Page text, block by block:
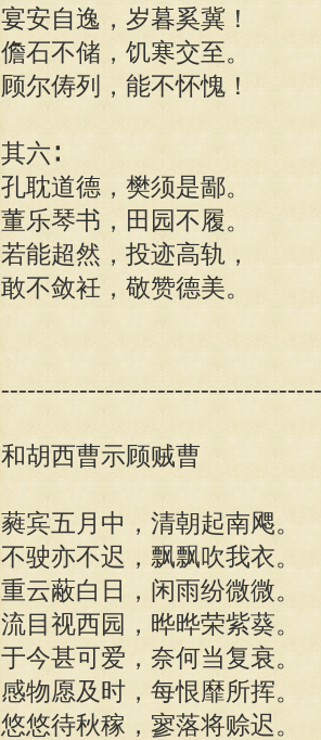
宴安自逸，岁暮奚冀！
儋石不储，饥寒交至。
顾尔俦列，能不怀愧！
其六∶
孔耽道德，樊须是鄙。
董乐琴书，田园不履。
若能超然，投迹高轨，
敢不敛衽，敬赞德美。
和胡西曹示顾贼曹
蕤宾五月中，清朝起南飔。
不驶亦不迟，飘飘吹我衣。
重云蔽白日，闲雨纷微微。
流目视西园，晔晔荣紫葵。
于今甚可爱，奈何当复衰。
感物愿及时，每恨靡所挥。
悠悠待秋稼，寥落将赊迟。